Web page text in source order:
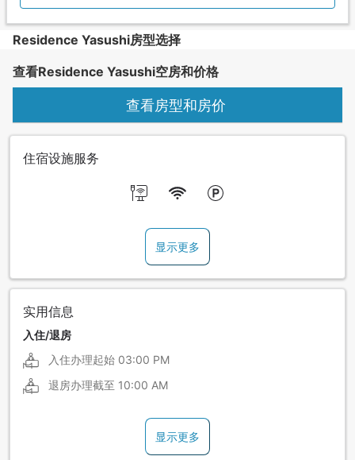
Residence Yasushi房型选择
查看Residence Yasushi空房和价格
查看房型和房价
住宿设施服务
显示更多
实用信息
入住/退房
入住办理起始 03:00 PM
退房办理截至 10:00 AM
显示更多